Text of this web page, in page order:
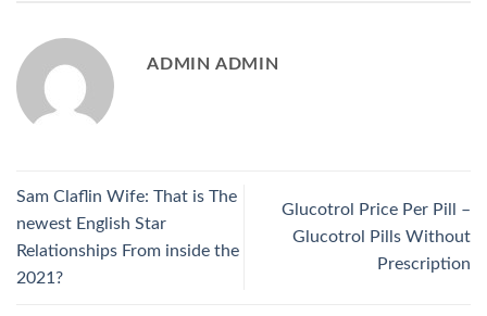
ADMIN ADMIN
Sam Claflin Wife: That is The
newest English Star
Relationships From inside the
2021?
Glucotrol Price Per Pill –
Glucotrol Pills Without
Prescription